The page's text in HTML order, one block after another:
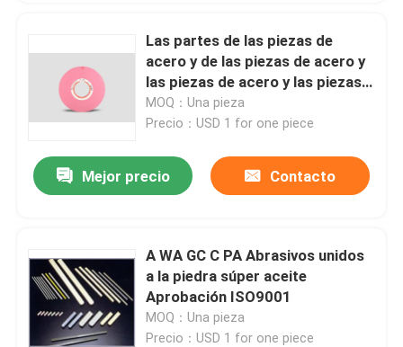
Las partes de las piezas de
acero y de las piezas de acero y
las piezas de acero y las piezas
de acero y las piezas de acero y
las piezas de acero y las piezas
las piezas de acero y las piezas
de acero y las piezas de acero y
MOQ：Una pieza
Precio：USD 1 for one piece
Mejor precio Contacto
A WA GC C PA Abrasivos unidos
a la piedra súper aceite
Aprobación ISO9001
MOQ：Una pieza
Precio：USD 1 for one piece